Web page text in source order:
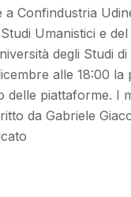
a Confindustria
Umanistici e
degli Studi
alle 18:00 la
delle piattaforme. I
da Gabriele